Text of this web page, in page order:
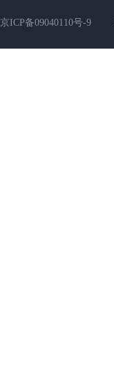
京ICP备09040110号-9